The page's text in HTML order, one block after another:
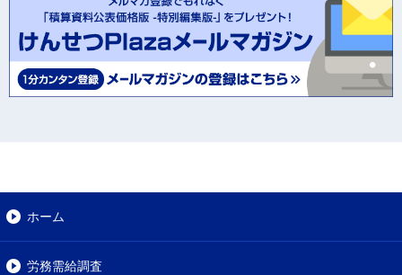
ホーム
労務需給調査